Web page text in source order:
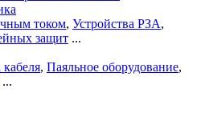
током, Устройства РЗА,
защит ...
, Паяльное оборудование,
...